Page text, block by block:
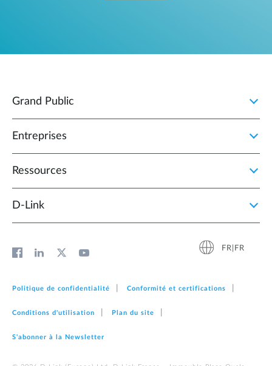
Grand Public
Entreprises
Ressources
D‑Link
FR|FR
Politique de confidentialité Conformité et certifications
Conditions d'utilisation Plan du site
S'abonner à la Newsletter